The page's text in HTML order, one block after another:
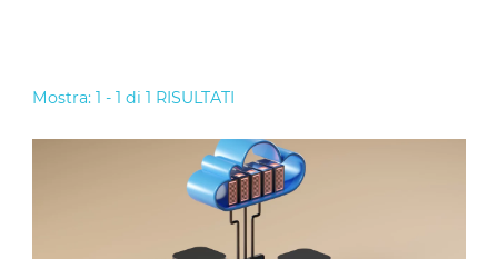
Mostra: 1 - 1 di 1 RISULTATI